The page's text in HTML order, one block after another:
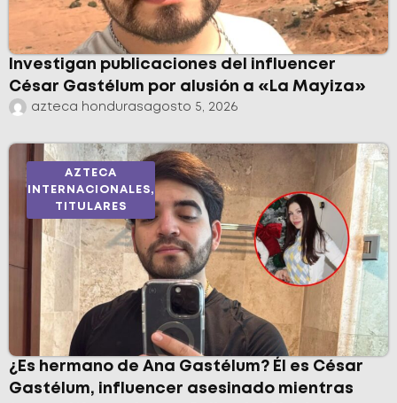
Investigan publicaciones del influencer
César Gastélum por alusión a «La Mayiza»
azteca hondurasagosto 5, 2026
AZTECA
INTERNACIONALES,
TITULARES
¿Es hermano de Ana Gastélum? Él es César
Gastélum, influencer asesinado mientras